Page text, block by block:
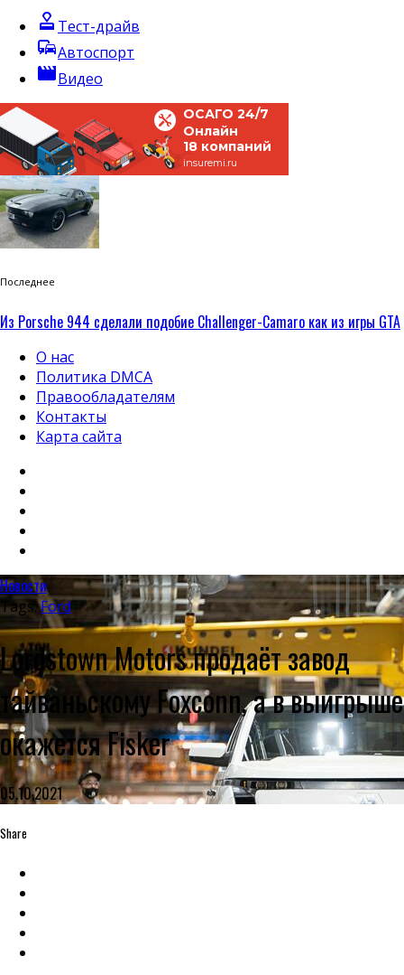
approval Тест-драйв
commuteАвтоспорт
movieВидео
ОСАГО 24/7
Онлайн
18 компаний
insuremi.ru
Последнее
Из Porsche 944 сделали подобие Challenger-Camaro как из игры GTA
О нас
Политика DMCA
Правообладателям
Контакты
Карта сайта
Новости
Tags:Ford
Lordstown Motors продаёт завод
тайваньскому Foxconn, а в выигрыше
окажется Fisker
05.10.2021
Share